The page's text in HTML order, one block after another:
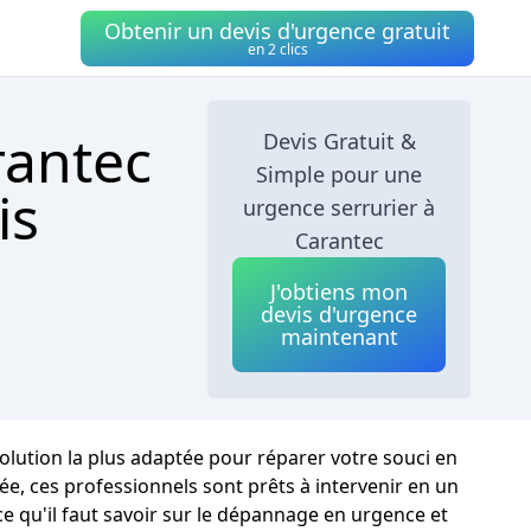
Obtenir un devis d'urgence gratuit
en 2 clics
Devis Gratuit &
Simple pour une
urgence serrurier à
Carantec
J'obtiens mon
devis d'urgence
maintenant
la plus adaptée pour réparer votre souci en
ces professionnels sont prêts à intervenir en un
qu'il faut savoir sur le dépannage en urgence et